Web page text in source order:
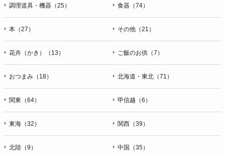
調理道具・機器（25） 食器（74）
本（27） その他（21）
花卉（かき）（13） ご飯のお供（7）
おつまみ（18） 北海道・東北（71）
関東（64） 甲信越（6）
東海（32） 関西（39）
北陸（9） 中国（35）